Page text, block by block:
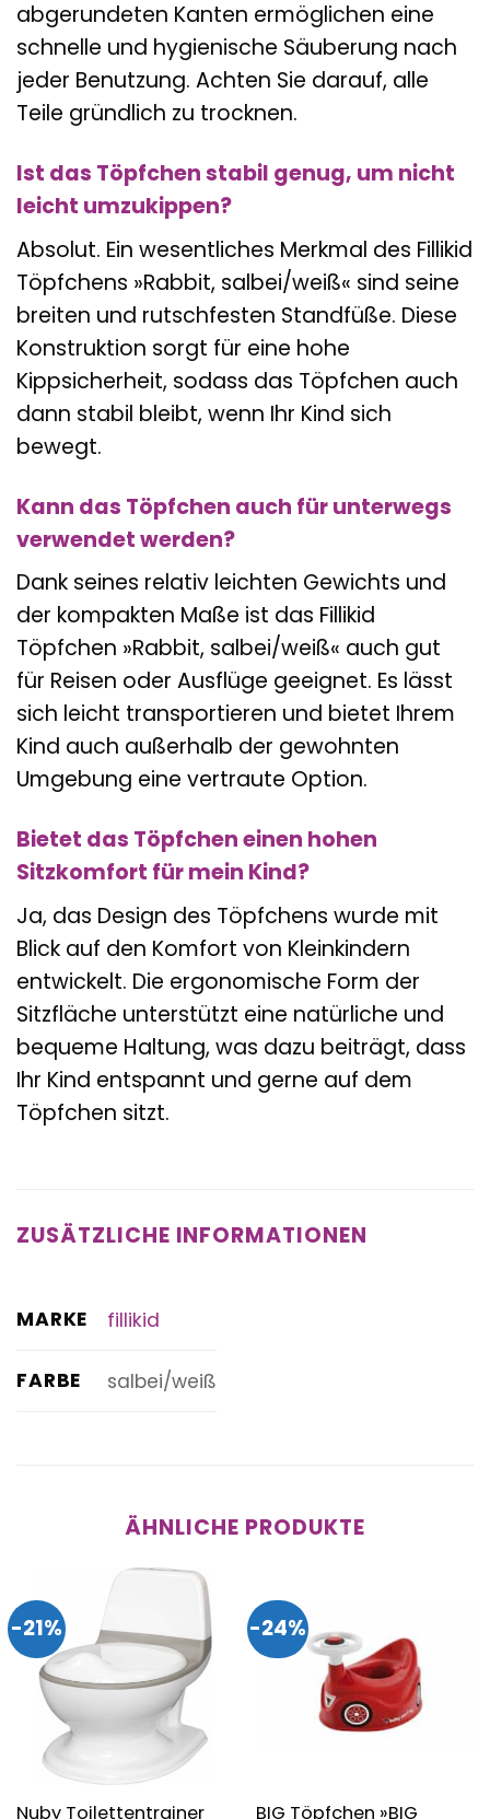
abgerundeten Kanten ermöglichen eine
schnelle und hygienische Säuberung nach
jeder Benutzung. Achten Sie darauf, alle
Teile gründlich zu trocknen.
Ist das Töpfchen stabil genug, um nicht
leicht umzukippen?
Absolut. Ein wesentliches Merkmal des Fillikid
Töpfchens »Rabbit, salbei/weiß« sind seine
breiten und rutschfesten Standfüße. Diese
Konstruktion sorgt für eine hohe
Kippsicherheit, sodass das Töpfchen auch
dann stabil bleibt, wenn Ihr Kind sich
bewegt.
Kann das Töpfchen auch für unterwegs
verwendet werden?
Dank seines relativ leichten Gewichts und
der kompakten Maße ist das Fillikid
Töpfchen »Rabbit, salbei/weiß« auch gut
für Reisen oder Ausflüge geeignet. Es lässt
sich leicht transportieren und bietet Ihrem
Kind auch außerhalb der gewohnten
Umgebung eine vertraute Option.
Bietet das Töpfchen einen hohen
Sitzkomfort für mein Kind?
Ja, das Design des Töpfchens wurde mit
Blick auf den Komfort von Kleinkindern
entwickelt. Die ergonomische Form der
Sitzfläche unterstützt eine natürliche und
bequeme Haltung, was dazu beiträgt, dass
Ihr Kind entspannt und gerne auf dem
Töpfchen sitzt.
ZUSÄTZLICHE INFORMATIONEN
MARKE fillikid
FARBE salbei/weiß
ÄHNLICHE PRODUKTE
-21%
Nuby Toilettentrainer
-24%
BIG Töpfchen »BIG